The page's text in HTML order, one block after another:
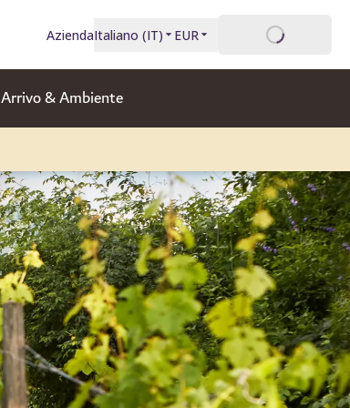
AziendaItaliano (IT) EUR Accesso
Arrivo & Ambiente